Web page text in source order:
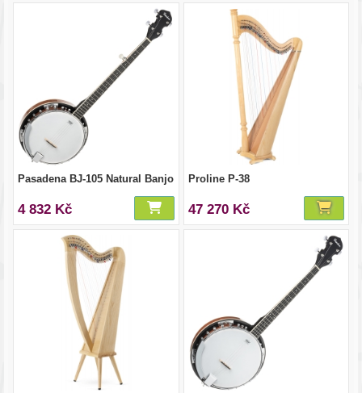
Pasadena BJ-105 Natural Banjo
4 832 Kč
Proline P-38
47 270 Kč